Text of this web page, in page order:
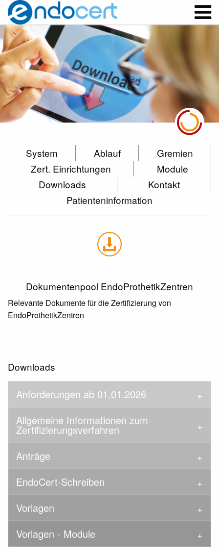
System Ablauf
Gremien
Zert. Einrichtungen
Module
Downloads
Kontakt
Patienteninformation
Dokumentenpool EndoProthetikZentren
Relevante Dokumente für die Zertifizierung von
EndoProthetikZentren
Downloads
Anforderungen ab 01.01.2026
Allgemeine Informationen zum
Zertifizierungsverfahren
Anträge
EndoCert-Schreiben
Vorlagen
Vorlagen - Module